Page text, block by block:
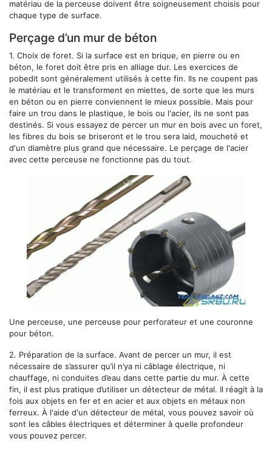
matériau de la perceuse doivent être soigneusement choisis pour
chaque type de surface.
Perçage d’un mur de béton
1. Choix de foret. Si la surface est en brique, en pierre ou en
béton, le foret doit être pris en alliage dur. Les exercices de
pobedit sont généralement utilisés à cette fin. Ils ne coupent pas
le matériau et le transforment en miettes, de sorte que les murs
en béton ou en pierre conviennent le mieux possible. Mais pour
faire un trou dans le plastique, le bois ou l'acier, ils ne sont pas
destinés. Si vous essayez de percer un mur en bois avec un foret,
les fibres du bois se briseront et le trou sera laid, moucheté et
d'un diamètre plus grand que nécessaire. Le perçage de l'acier
avec cette perceuse ne fonctionne pas du tout.
Une perceuse, une perceuse pour perforateur et une couronne
pour béton.
2. Préparation de la surface. Avant de percer un mur, il est
nécessaire de s’assurer qu’il n’ya ni câblage électrique, ni
chauffage, ni conduites d’eau dans cette partie du mur. À cette
fin, il est plus pratique d’utiliser un détecteur de métal. Il réagit à la
fois aux objets en fer et en acier et aux objets en métaux non
ferreux. À l'aide d'un détecteur de métal, vous pouvez savoir où
sont les câbles électriques et déterminer à quelle profondeur
vous pouvez percer.